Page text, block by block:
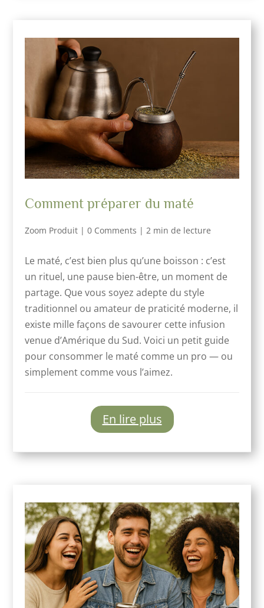
Comment préparer du maté
Zoom Produit |0 Comments | 2 min de lecture
Le maté, c’est bien plus qu’une boisson : c’est
un rituel, une pause bien-être, un moment de
partage. Que vous soyez adepte du style
traditionnel ou amateur de praticité moderne, il
existe mille façons de savourer cette infusion
venue d’Amérique du Sud. Voici un petit guide
pour consommer le maté comme un pro — ou
simplement comme vous l’aimez.
En lire plus